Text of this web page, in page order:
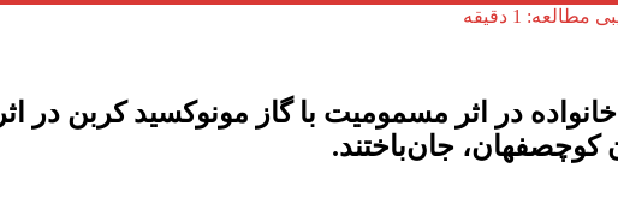
1 دقیقه
در اثر مسمومیت با گاز مونوکسید کربن در
کوچصفهان، جان‌باختند.